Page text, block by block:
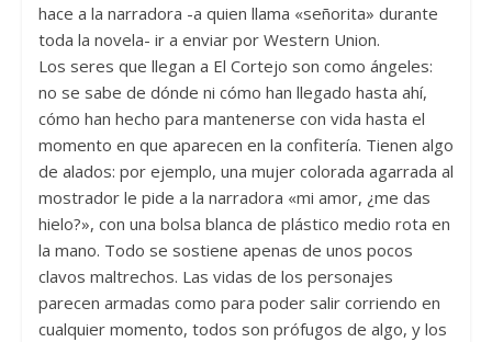
hace a la narradora -a quien llama «señorita» durante
toda la novela- ir a enviar por Western Union.
Los seres que llegan a El Cortejo son como ángeles:
no se sabe de dónde ni cómo han llegado hasta ahí,
cómo han hecho para mantenerse con vida hasta el
momento en que aparecen en la confitería. Tienen algo
de alados: por ejemplo, una mujer colorada agarrada al
mostrador le pide a la narradora «mi amor, ¿me das
hielo?», con una bolsa blanca de plástico medio rota en
la mano. Todo se sostiene apenas de unos pocos
clavos maltrechos. Las vidas de los personajes
parecen armadas como para poder salir corriendo en
cualquier momento, todos son prófugos de algo, y los